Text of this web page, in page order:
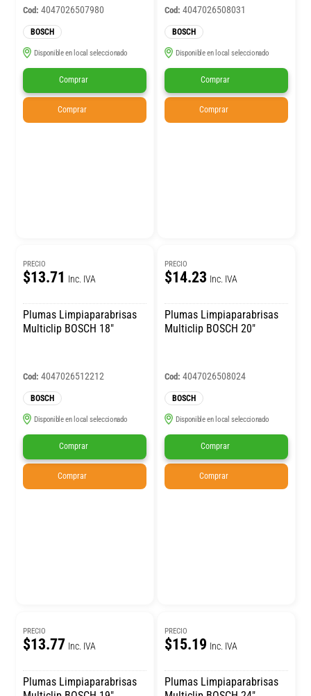
Cod: 4047026507980
BOSCH
Disponible en local seleccionado
Comprar
Comprar
Cod: 4047026508031
BOSCH
Disponible en local seleccionado
Comprar
Comprar
PRECIO
$13.71 Inc. IVA
Plumas Limpiaparabrisas
Multiclip BOSCH 18″
Cod: 4047026512212
BOSCH
Disponible en local seleccionado
Comprar
Comprar
PRECIO
$14.23 Inc. IVA
Plumas Limpiaparabrisas
Multiclip BOSCH 20″
Cod: 4047026508024
BOSCH
Disponible en local seleccionado
Comprar
Comprar
PRECIO
$13.77 Inc. IVA
Plumas Limpiaparabrisas
PRECIO
$15.19 Inc. IVA
Plumas Limpiaparabrisas